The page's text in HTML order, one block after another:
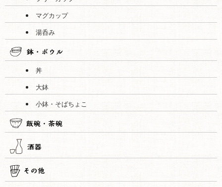
マグカップ
湯呑み
丼
大鉢
小鉢・そばちょこ